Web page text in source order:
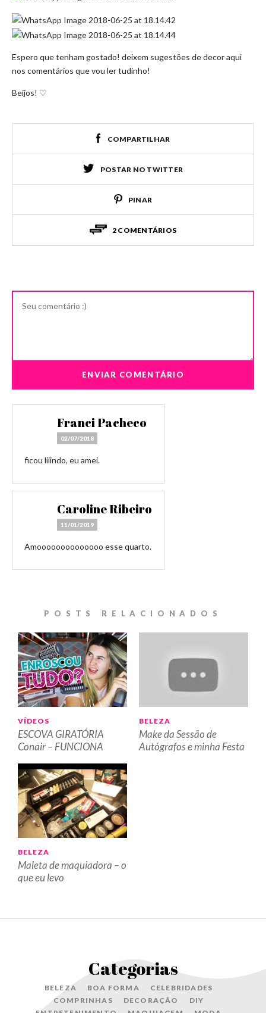
Espero que tenham gostado! deixem sugestões de decor aqui
nos comentários que vou ler tudinho!
Beijos! ♡
COMPARTILHAR
POSTAR NO TWITTER
PINAR
2 COMENTÁRIOS
Franci Pacheco
02/07/2018
ficou liiindo, eu amei.
Caroline Ribeiro
11/01/2019
Amoooooooooooooo esse quarto.
POSTS RELACIONADOS
VÍDEOS
ESCOVA GIRATÓRIA
Conair – FUNCIONA
BELEZA
Make da Sessão de
Autógrafos e minha Festa
BELEZA
Maleta de maquiadora – o
que eu levo
Categorias
BELEZA BOA FORMA
CELEBRIDADES
COMPRINHAS
DECORAÇÃO
DIY